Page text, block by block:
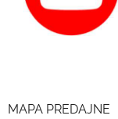
MAPA PREDAJNE